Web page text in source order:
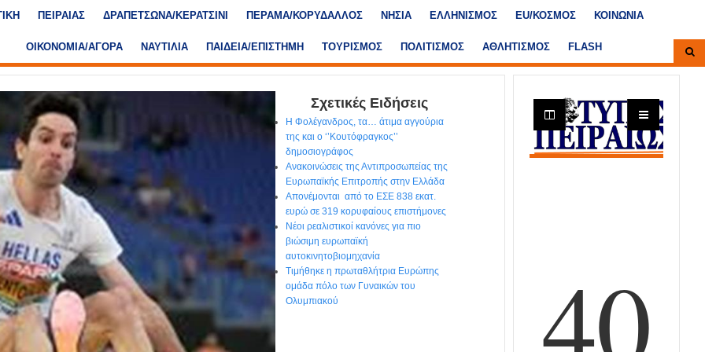
ΠΕΙΡΑΙΑΣ ΔΡΑΠΕΤΣΩΝΑ/ΚΕΡΑΤΣΙΝΙ ΠΕΡΑΜΑ/ΚΟΡΥΔΑΛΛΟΣ ΝΗΣΙΑ ΕΛΛΗΝΙΣΜΟΣ ΕU/ΚΟΣΜΟΣ ΚΟΙΝΩΝΙΑ
ΟΙΚΟΝΟΜΙΑ/ΑΓΟΡΑ ΝΑΥΤΙΛΙΑ ΠΑΙΔΕΙΑ/ΕΠΙΣΤΗΜΗ ΤΟΥΡΙΣΜΟΣ ΠΟΛΙΤΙΣΜΟΣ ΑΘΛΗΤΙΣΜΟΣ FLASH
Σχετικές Ειδήσεις
Η Φολέγανδρος, τα… άτιμα αγγούρια
της και ο ‘’Κουτόφραγκος’’
δημοσιογράφος
Ανακοινώσεις της Αντιπροσωπείας της
Ευρωπαϊκής Επιτροπής στην Ελλάδα
Απονέμονται από το ΕΣΕ 838 εκατ.
ευρώ σε 319 κορυφαίους επιστήμονες
Νέοι ρεαλιστικοί κανόνες για πιο
βιώσιμη ευρωπαϊκή
αυτοκινητοβιομηχανία
Τιμήθηκε η πρωταθλήτρια Ευρώπης
ομάδα πόλο των Γυναικών του
Ολυμπιακού